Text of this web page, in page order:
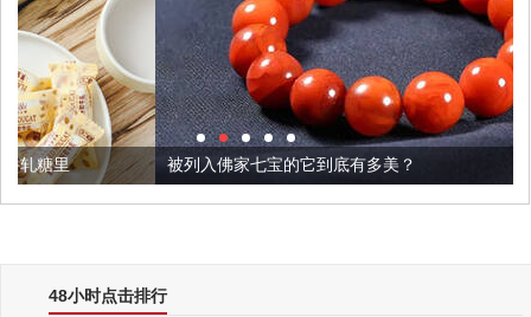
被列入佛家七宝的它到底有多美？
48小时点击排行